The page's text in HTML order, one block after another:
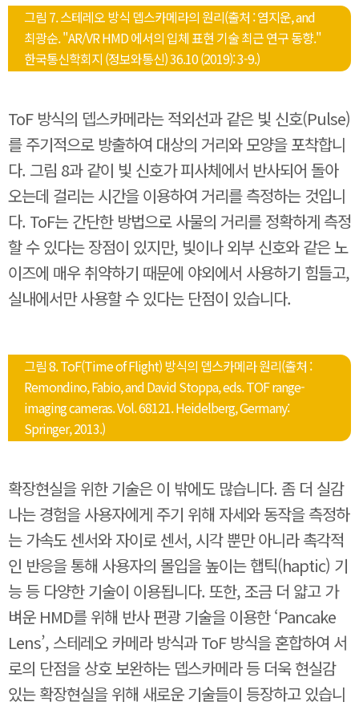
그림 7. 스테레오 방식 뎁스카메라의 원리(출처 : 염지운, and
최광순. "AR/VR HMD 에서의 입체 표현 기술 최근 연구 동향."
한국통신학회지 (정보와통신) 36.10 (2019): 3-9.)
ToF 방식의 뎁스카메라는 적외선과 같은 빛 신호(Pulse)
를 주기적으로 방출하여 대상의 거리와 모양을 포착합니
다. 그림 8과 같이 빛 신호가 피사체에서 반사되어 돌아
오는데 걸리는 시간을 이용하여 거리를 측정하는 것입니
다. ToF는 간단한 방법으로 사물의 거리를 정확하게 측정
할 수 있다는 장점이 있지만, 빛이나 외부 신호와 같은 노
이즈에 매우 취약하기 때문에 야외에서 사용하기 힘들고,
실내에서만 사용할 수 있다는 단점이 있습니다.
그림 8. ToF(Time of Flight) 방식의 뎁스카메라 원리(출처 :
Remondino, Fabio, and David Stoppa, eds. TOF range-
imaging cameras. Vol. 68121. Heidelberg, Germany:
Springer, 2013.)
확장현실을 위한 기술은 이 밖에도 많습니다. 좀 더 실감
나는 경험을 사용자에게 주기 위해 자세와 동작을 측정하
는 가속도 센서와 자이로 센서, 시각 뿐만 아니라 촉각적
인 반응을 통해 사용자의 몰입을 높이는 햅틱(haptic) 기
능 등 다양한 기술이 이용됩니다. 또한, 조금 더 얇고 가
벼운 HMD를 위해 반사 편광 기술을 이용한 ‘Pancake
Lens’, 스테레오 카메라 방식과 ToF 방식을 혼합하여 서
로의 단점을 상호 보완하는 뎁스카메라 등 더욱 현실감
있는 확장현실을 위해 새로운 기술들이 등장하고 있습니